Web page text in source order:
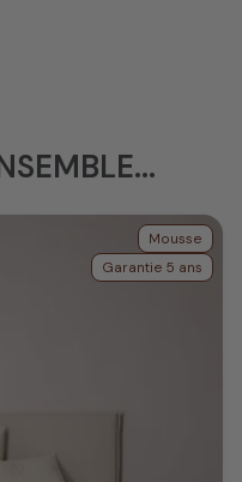
Mousse
Garantie 5 ans